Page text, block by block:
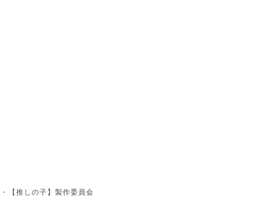
【推しの子】製作委員会